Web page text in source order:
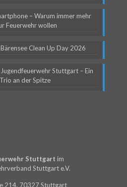
– Warum immer mehr
Feuerwehr wollen
Clean Up Day 2026
Stuttgart – Ein
an der Spitze
Stuttgart im
Stuttgart e.V.
214, 70327 Stuttgart